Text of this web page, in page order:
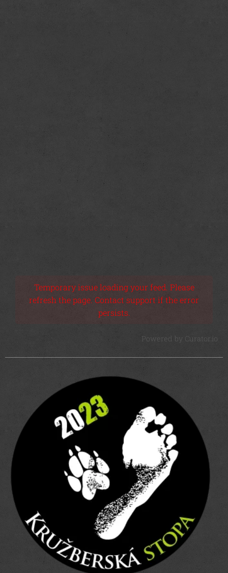
Temporary issue loading your feed. Please
refresh the page. Contact support if the error
persists.
Powered by Curator.io